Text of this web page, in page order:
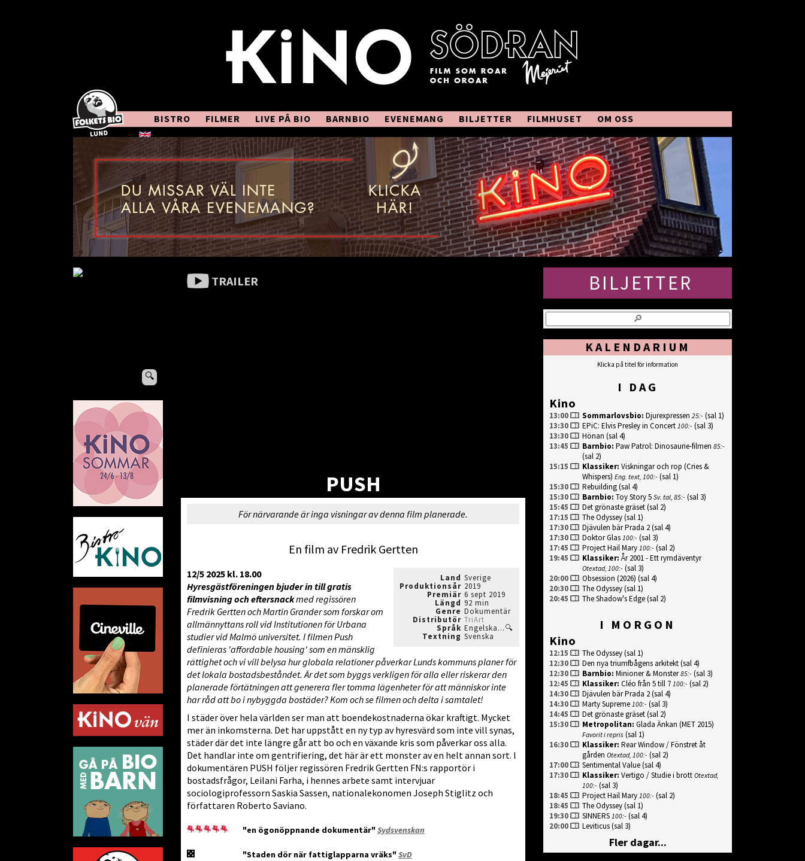
BISTRO FILMER LIVE PÅ BIO BARNBIO EVENEMANG BILJETTER FILMHUSET
OM OSS
In English
🔍
KALENDARIUM
Klicka på titel för information
I DAG
Kino
13:00 Sommarlovsbio: Djurexpressen 25:- (sal 1)
13:30
EPiC: Elvis Presley in Concert 100:- (sal 3)
13:30
Hönan (sal 4)
13:45
Barnbio: Paw Patrol: Dinosaurie-filmen 85:-
(sal 2)
15:15
Klassiker: Viskningar och rop (Cries &
Whispers) Eng. text, 100:- (sal 1)
15:30
Rebuilding(sal 4)
15:30
Barnbio: Toy Story 5 Sv. tal, 85:- (sal 3)
15:45
Det grönaste gräset(sal 2)
17:15
The Odyssey(sal 1)
17:30
Djävulen bär Prada 2(sal 4)
17:30
Doktor Glas 100:- (sal 3)
17:45
Project Hail Mary 100:- (sal 2)
19:45
Klassiker: År 2001 - Ett rymdäventyr
Otextad, 100:- (sal 3)
20:00
Obsession (2026) (sal 4)
20:30
The Odyssey(sal 1)
20:45
The Shadow's Edge(sal 2)
I MORGON
Kino
12:15 The Odyssey(sal 1)
12:30
Den nya triumfbågens arkitekt(sal 4)
12:30
Barnbio: Minioner & Monster 85:- (sal 3)
12:45
Klassiker: Cléo från 5 till 7 100:- (sal 2)
14:30
Djävulen bär Prada 2(sal 4)
14:30
Marty Supreme 100:- (sal 3)
14:45
Det grönaste gräset(sal 2)
15:30
Metropolitan: Glada Änkan (MET 2015)
Favorit i repris (sal 1)
16:30
Klassiker: Rear Window / Fönstret åt
gården Otextad, 100:- (sal 2)
17:00
Sentimental Value(sal 4)
17:30
Klassiker: Vertigo / Studie i brott Otextad,
100:- (sal 3)
18:45
Project Hail Mary 100:- (sal 2)
18:45
The Odyssey(sal 1)
19:30
SINNERS 100:- (sal 4)
20:00
Leviticus(sal 3)
Fler dagar...
PUSH
TRAILER
För närvarande är inga visningar av denna film planerade.
En film av Fredrik Gertten
Land
Produktionsår
Premiär
Längd
Genre
Distributör
Språk
Textning
Sverige
2019
6 sept 2019
92 min
Dokumentär
TriArt
Engelska...🔍
Svenska
12/5 2025 kl. 18.00
Hyresgästföreningen bjuder in tillgratis
filmvisning och eftersnackmed regissören
Fredrik Gertten och Martin Grander som forskar om
allmännyttans roll vid Institutionen för Urbana
studier vid Malmö universitet. I filmen Push
definieras 'affordable housing' som en mänsklig
rättighet och vi vill belysa hur globala relationer påverkar Lunds kommuns planer för
det lokala bostadsbeståndet. Är det som byggs verkligen för alla eller riskerar den
planerade förtätningen att generera fler tomma lägenheter för att människor inte
har råd att bo i nybyggda bostäder? Kom och se filmen och delta i samtalet!
I städer över hela världen ser man att boendekostnaderna ökar kraftigt. Mycket
mer än inkomsterna. Det har uppstått en ny typ av hyresvärd som inte vill synas,
städer där det inte längre går att bo och en växande kris som påverkar oss alla.
Det handlar inte om gentrifiering, det här är ett monster av en helt annan sort. I
dokumentären PUSH följer regissören Fredrik Gertten FN:s rapportör i
bostadsfrågor, Leilani Farha, i hennes arbete samt intervjuar
sociologiprofessorn Saskia Sassen, nationalekonomen Joseph Stiglitz och
författaren Roberto Saviano.
"en ögonöppnande dokumentär"Sydsvenskan
"Staden dör när fattiglapparna vräks"SvD